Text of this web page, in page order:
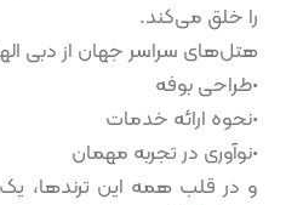
را خلق می‌کند.
هتل‌های سراسر جهان از دبی
•طراحی بوفه
•نحوه ارائه خدمات
•نوآوری در تجربه مهمان
و در قلب همه این ترندها،